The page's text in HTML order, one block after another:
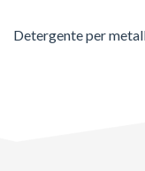
Detergente per